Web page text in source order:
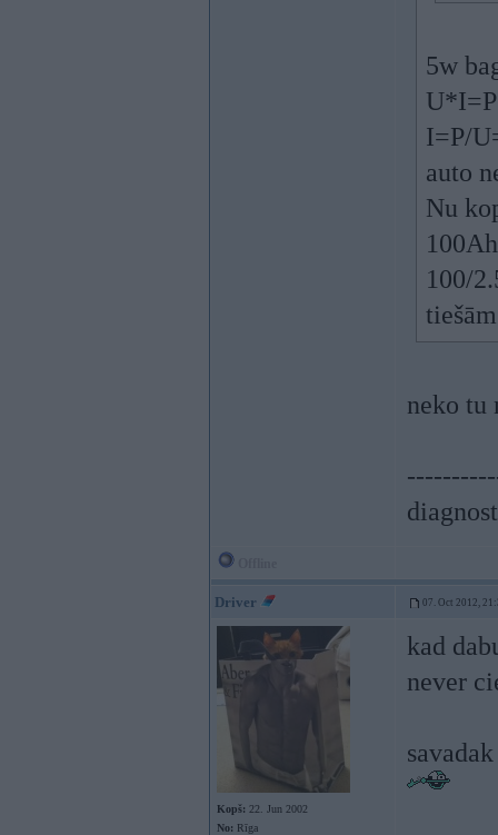
5w
U*I=P
I=P/
auto
Nu
100/
neko tu
Driver 07. Oct 2012,
Kopš: 22. Jun 2002
No: Rīga
kad
never